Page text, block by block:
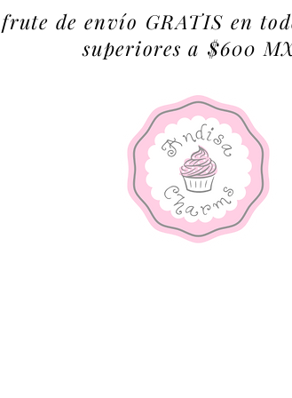
de envío GRATIS en
superiores a $600